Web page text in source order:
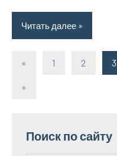
Читать далее
«
Предыдущие
1 2 3
Следующие
»
Поиск по сайту